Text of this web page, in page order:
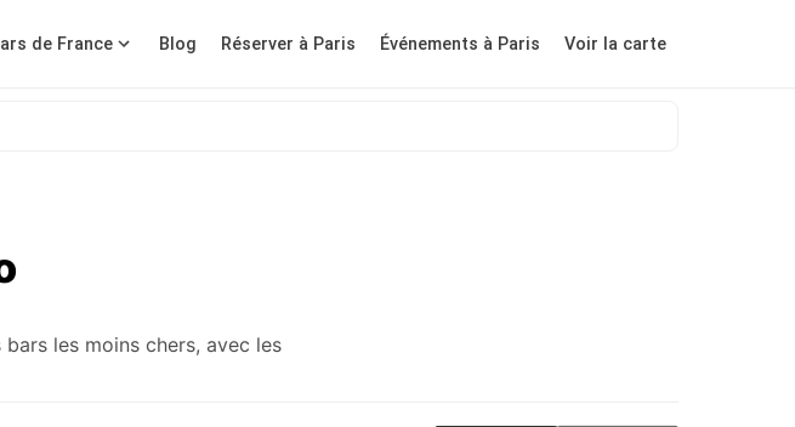
de France Blog Réserver à Paris Événements à Paris Voir la carte
les moins chers, avec les